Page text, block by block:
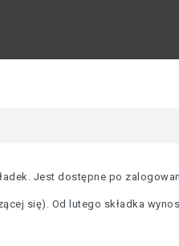
Jest dostępne po
się). Od lutego składka